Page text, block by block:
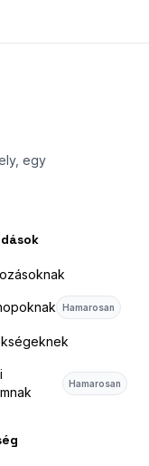
egy
Hamarosan
Hamarosan